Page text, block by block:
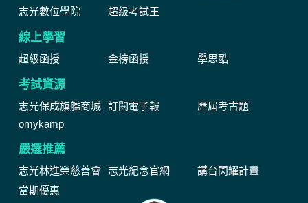
志光數位學院
超級考試王
線上學習
超級函授 金榜函授 學思酷
考試資源
志光保成旗艦商城 訂閱電子報
歷屆考古題
omykamp
嚴選推薦
志光林進榮慈善會 志光紀念官網
講台閃耀計畫
當期優惠